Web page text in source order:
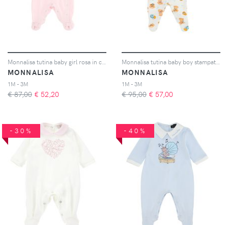
MONNALISA
1M - 3M
€ 87,00 € 52,20
MONNALISA
1M - 3M
€ 95,00 € 57,00
-30% -40%